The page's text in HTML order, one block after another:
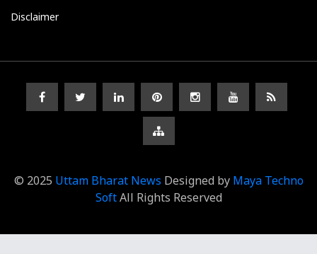
Disclaimer
© 2025 Uttam Bharat News Designed by Maya Techno
SoftAll Rights Reserved